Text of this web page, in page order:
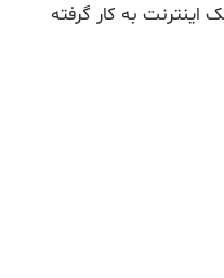
اینترنت به کار گرفته